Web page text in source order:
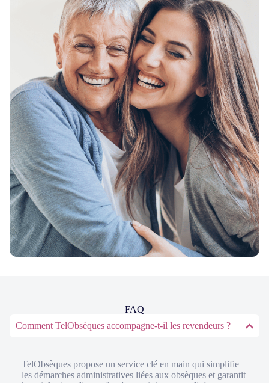
FAQ
Comment TelObsèques accompagne-t-il les revendeurs ?
TelObsèques propose un service clé en main qui simplifie
les démarches administratives liées aux obsèques et garantit